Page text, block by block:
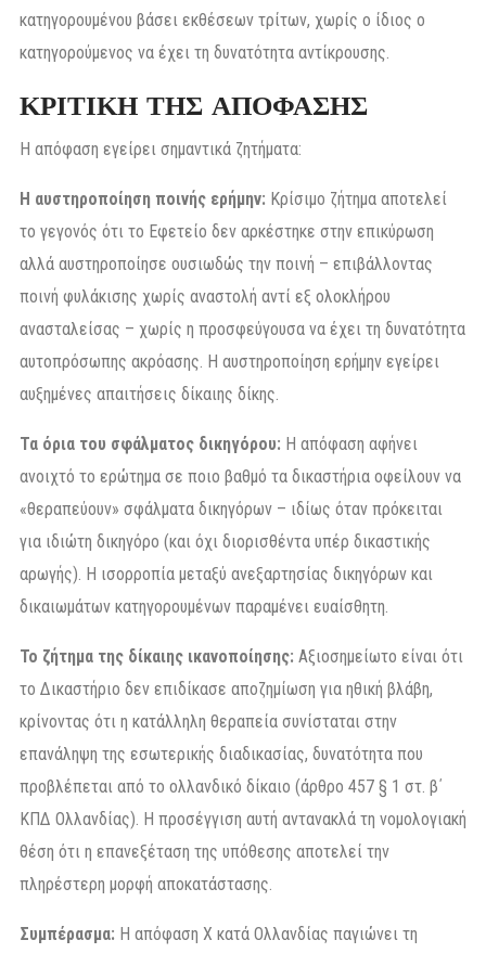
κατηγορουμένου βάσει εκθέσεων τρίτων, χωρίς ο ίδιος ο
κατηγορούμενος να έχει τη δυνατότητα αντίκρουσης.
ΚΡΙΤΙΚΗ ΤΗΣ ΑΠΟΦΑΣΗΣ
Η απόφαση εγείρει σημαντικά ζητήματα:
Η αυστηροποίηση ποινής ερήμην: Κρίσιμο ζήτημα αποτελεί
το γεγονός ότι το Εφετείο δεν αρκέστηκε στην επικύρωση
αλλά αυστηροποίησε ουσιωδώς την ποινή – επιβάλλοντας
ποινή φυλάκισης χωρίς αναστολή αντί εξ ολοκλήρου
ανασταλείσας – χωρίς η προσφεύγουσα να έχει τη δυνατότητα
αυτοπρόσωπης ακρόασης. Η αυστηροποίηση ερήμην εγείρει
αυξημένες απαιτήσεις δίκαιης δίκης.
Τα όρια του σφάλματος δικηγόρου: Η απόφαση αφήνει
ανοιχτό το ερώτημα σε ποιο βαθμό τα δικαστήρια οφείλουν να
«θεραπεύουν» σφάλματα δικηγόρων – ιδίως όταν πρόκειται
για ιδιώτη δικηγόρο (και όχι διορισθέντα υπέρ δικαστικής
αρωγής). Η ισορροπία μεταξύ ανεξαρτησίας δικηγόρων και
δικαιωμάτων κατηγορουμένων παραμένει ευαίσθητη.
Το ζήτημα της δίκαιης ικανοποίησης: Αξιοσημείωτο είναι ότι
το Δικαστήριο δεν επιδίκασε αποζημίωση για ηθική βλάβη,
κρίνοντας ότι η κατάλληλη θεραπεία συνίσταται στην
επανάληψη της εσωτερικής διαδικασίας, δυνατότητα που
προβλέπεται από το ολλανδικό δίκαιο (άρθρο 457 § 1 στ. β΄
ΚΠΔ Ολλανδίας). Η προσέγγιση αυτή αντανακλά τη νομολογιακή
θέση ότι η επανεξέταση της υπόθεσης αποτελεί την
πληρέστερη μορφή αποκατάστασης.
Συμπέρασμα: Η απόφαση X κατά Ολλανδίας παγιώνει τη